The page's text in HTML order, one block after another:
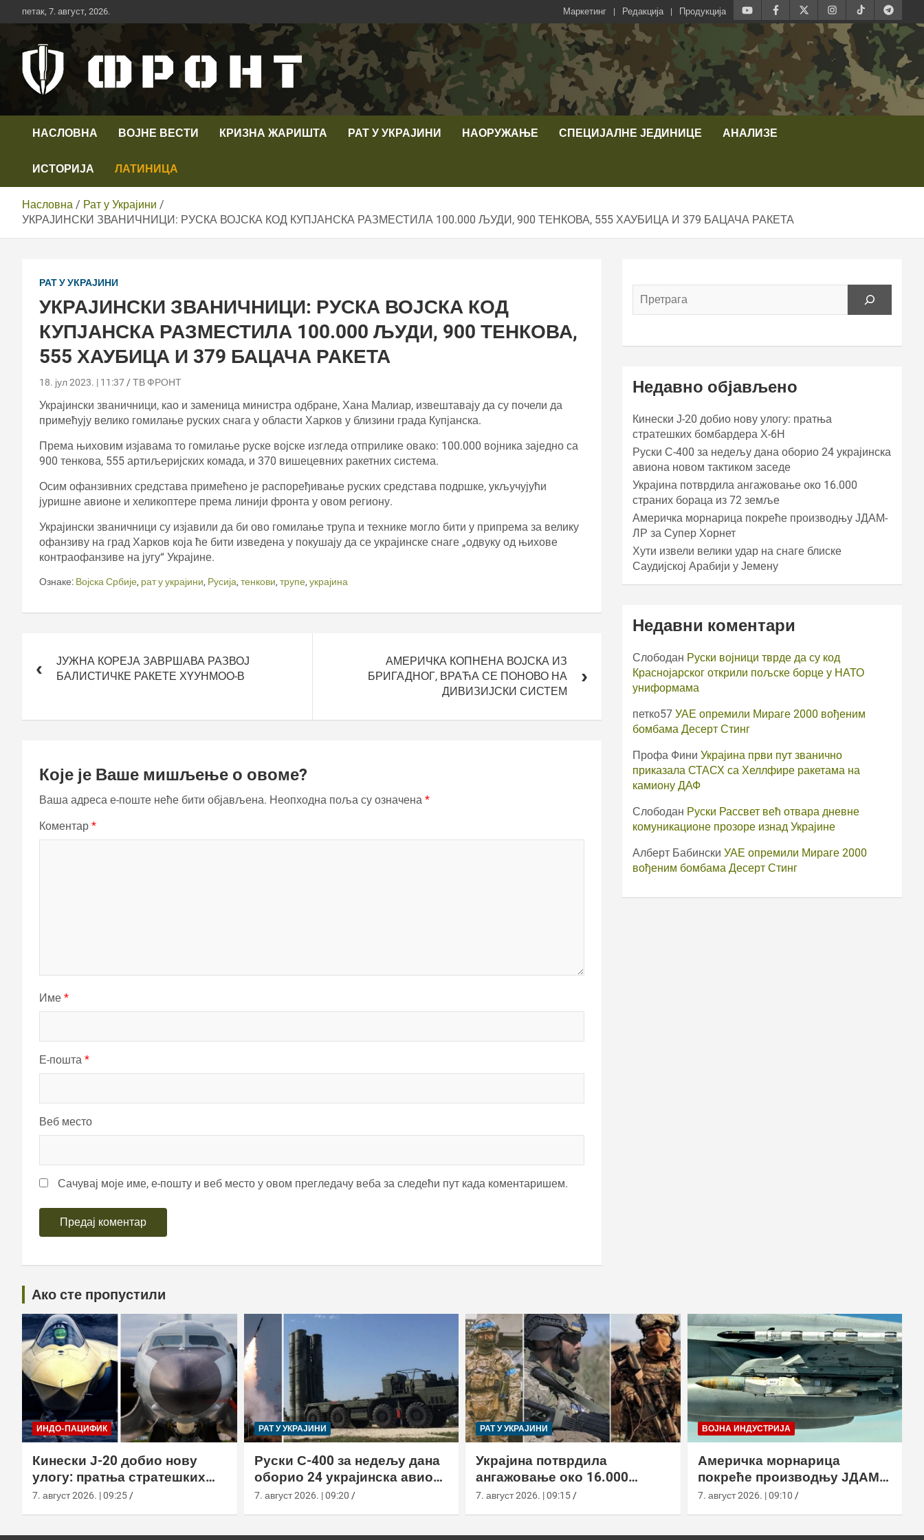
Скип
то
петак, 7. август, 2026. Маркетинг Редакција Продукција
Телевизија ФРОНТ
НАСЛОВНА ВОЈНЕ ВЕСТИ КРИЗНА ЖАРИШТА РАТ У УКРАЈИНИ НАОРУЖАЊЕ СПЕЦИЈАЛНЕ ЈЕДИНИЦЕ АНАЛИЗЕ
ИСТОРИЈА ЛАТИНИЦА
Насловна
Рат у Украјини
УКРАЈИНСКИ ЗВАНИЧНИЦИ: РУСКА ВОЈСКА КОД КУПЈАНСКА РАЗМЕСТИЛА 100.000 ЉУДИ, 900 ТЕНКОВА, 555 ХАУБИЦА И 379 БАЦАЧА РАКЕТА
РАТ У УКРАЈИНИ
УКРАЈИНСКИ ЗВАНИЧНИЦИ: РУСКА ВОЈСКА КОД
КУПЈАНСКА РАЗМЕСТИЛА 100.000 ЉУДИ, 900 ТЕНКОВА,
555 ХАУБИЦА И 379 БАЦАЧА РАКЕТА
18. јул 2023. | 11:37 ТВ ФРОНТ
Украјински званичници, као и заменица министра одбране, Хана Малиар, извештавају да су почели да
примећују велико гомилање руских снага у области Харков у близини града Купјанска.
Према њиховим изјавама то гомилање руске војске изгледа отприлике овако: 100.000 војника заједно са
900 тенкова, 555 артиљеријских комада, и 370 вишецевних ракетних система.
Осим офанзивних средстава примећено је распоређивање руских средстава подршке, укључујући
јуришне авионе и хеликоптере према линији фронта у овом региону.
Украјински званичници су изјавили да би ово гомилање трупа и технике могло бити у припрема за велику
офанзиву на град Харков која ће бити изведена у покушају да се украјинске снаге „одвуку од њихове
контраофанзиве на југу“ Украјине.
Ознаке: Војска Србије, рат у украјини, Русија, тенкови, трупе, украјина
чланкаЈУЖНА КОРЕЈА ЗАВРШАВА РАЗВОЈ
БАЛИСТИЧКЕ РАКЕТЕ ХYУНМОО-В
АМЕРИЧКА КОПНЕНА ВОЈСКА ИЗ
БРИГАДНОГ, ВРАЋА СЕ ПОНОВО НА
ДИВИЗИЈСКИ СИСТЕМ
Које је Ваше мишљење о овоме?
Ваша адреса е-поште неће бити објављена. Неопходна поља су означена *
Коментар *
Име *
Е-пошта *
Веб место
Сачувај моје име, е-пошту и веб место у овом прегледачу веба за следећи пут када коментаришем.
Недавно објављено
Кинески Ј-20 добио нову улогу: пратња
стратешких бомбардера Х-6Н
Руски С-400 за недељу дана оборио 24 украјинска
авиона новом тактиком заседе
Украјина потврдила ангажовање око 16.000
страних бораца из 72 земље
Америчка морнарица покреће производњу ЈДАМ-
ЛР за Супер Хорнет
Хути извели велики удар на снаге блиске
Саудијској Арабији у Јемену
Недавни коментари
Слободан Руски војници тврде да су код
Краснојарског открили пољске борце у НАТО
униформама
петко57 УАЕ опремили Мираге 2000 вођеним
бомбама Десерт Стинг
Профа Фини Украјина први пут званично
приказала СТАСХ са Хеллфире ракетама на
камиону ДАФ
Слободан Руски Рассвет већ отвара дневне
комуникационе прозоре изнад Украјине
Алберт Бабински УАЕ опремили Мираге 2000
вођеним бомбама Десерт Стинг
Ако сте пропустили
ИНДО-ПАЦИФИК
Кинески Ј-20 добио нову
улогу: пратња стратешких
бомбардера Х-6Н
7. август 2026. | 09:25
РАТ У УКРАЈИНИ
Руски С-400 за недељу дана
оборио 24 украјинска авиона
новом тактиком заседе
7. август 2026. | 09:20
РАТ У УКРАЈИНИ
Украјина потврдила
ангажовање око 16.000
страних бораца из 72 земље
7. август 2026. | 09:15
ВОЈНА ИНДУСТРИЈА
Америчка морнарица
покреће производњу ЈДАМ-
ЛР за Супер Хорнет
7. август 2026. | 09:10